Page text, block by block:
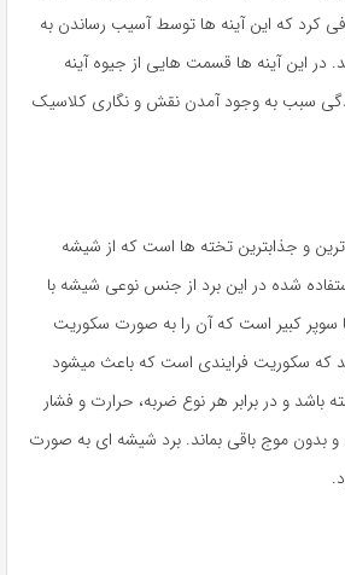
کرد که این آینه ها توسط آسیب رساندن به
در این آینه ها قسمت هایی از جیوه آینه
سبب به وجود آمدن نقش و نگاری کلاسیک
و جذابترین تخته ها است که از شیشه
شده در این برد از جنس نوعی شیشه با
سوپر کبیر است که آن را به صورت سکوریت
که سکوریت فرایندی است که باعث میشود
و در برابر هر نوع ضربه، حرارت و فشار
بدون موج باقی بماند. برد شیشه ای به صورت